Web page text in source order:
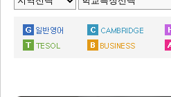
에 따라서 일반 영어 과정 (General
캠브리지의 장점